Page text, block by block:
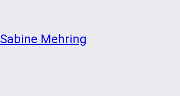
Sabine Mehring